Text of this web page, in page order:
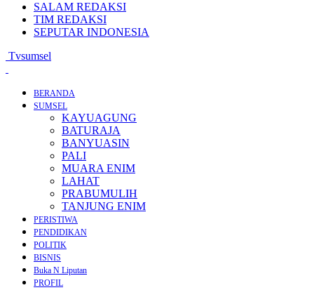
SALAM REDAKSI
TIM REDAKSI
SEPUTAR INDONESIA
Tvsumsel
BERANDA
SUMSEL
KAYUAGUNG
BATURAJA
BANYUASIN
PALI
MUARA ENIM
LAHAT
PRABUMULIH
TANJUNG ENIM
PERISTIWA
PENDIDIKAN
POLITIK
BISNIS
Buka N Liputan
PROFIL